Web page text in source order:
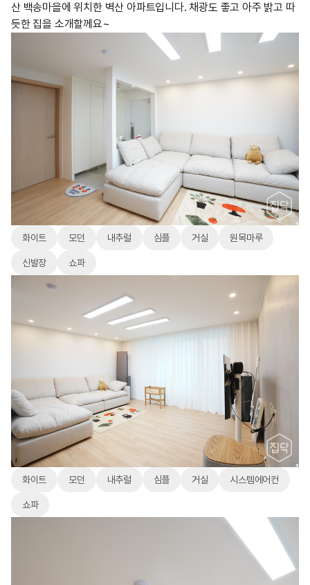
산 백송마을에 위치한 벽산 아파트입니다. 채광도 좋고 아주 밝고 따
듯한 집을 소개할께요~
화이트 모던 내추럴 심플 거실 원목마루
신발장 쇼파
화이트 모던 내추럴 심플 거실 시스템에어컨
쇼파